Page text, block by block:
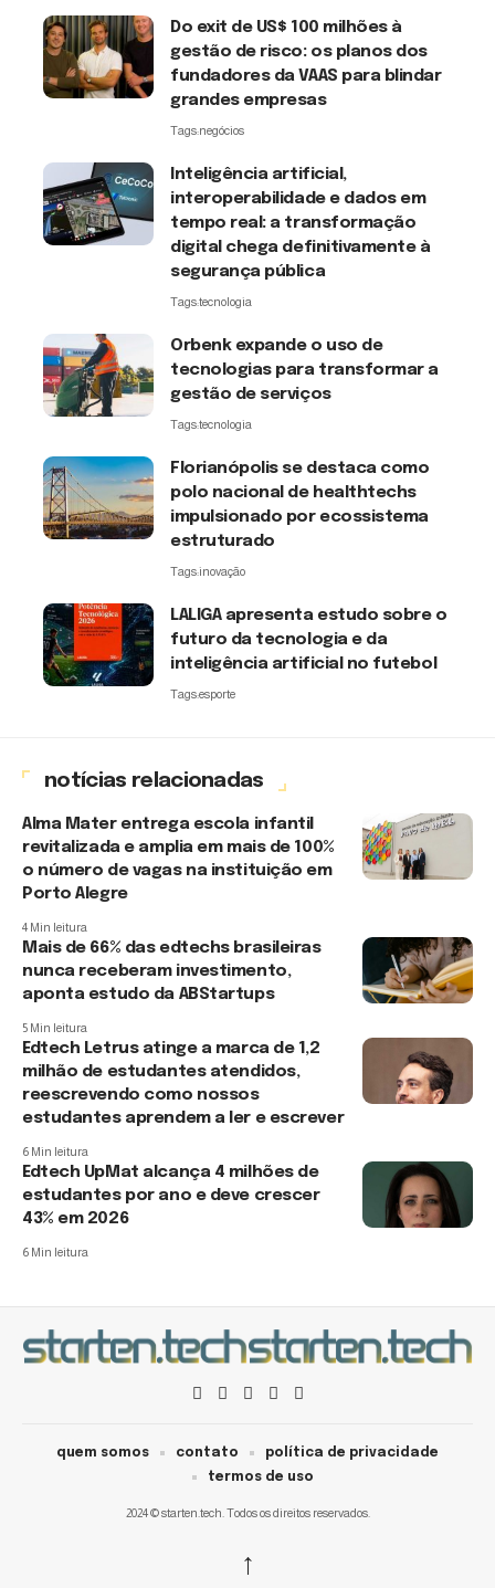
Do exit de US$ 100 milhões à
gestão de risco: os planos dos
fundadores da VAAS para blindar
grandes empresas
Tags:negócios
Inteligência artificial,
interoperabilidade e dados em
tempo real: a transformação
digital chega definitivamente à
segurança pública
Tags:tecnologia
Orbenk expande o uso de
tecnologias para transformar a
gestão de serviços
Tags:tecnologia
Florianópolis se destaca como
polo nacional de healthtechs
impulsionado por ecossistema
estruturado
Tags:inovação
LALIGA apresenta estudo sobre o
futuro da tecnologia e da
inteligência artificial no futebol
Tags:esporte
notícias relacionadas
Alma Mater entrega escola infantil
revitalizada e amplia em mais de 100%
o número de vagas na instituição em
Porto Alegre
4 Min leitura
Mais de 66% das edtechs brasileiras
nunca receberam investimento,
aponta estudo da ABStartups
5 Min leitura
Edtech Letrus atinge a marca de 1,2
milhão de estudantes atendidos,
reescrevendo como nossos
estudantes aprendem a ler e escrever
6 Min leitura
Edtech UpMat alcança 4 milhões de
estudantes por ano e deve crescer
43% em 2026
6 Min leitura
2024 © starten.tech. Todos os direitos reservados.
quem somos contato
política de privacidade
termos de uso
↑